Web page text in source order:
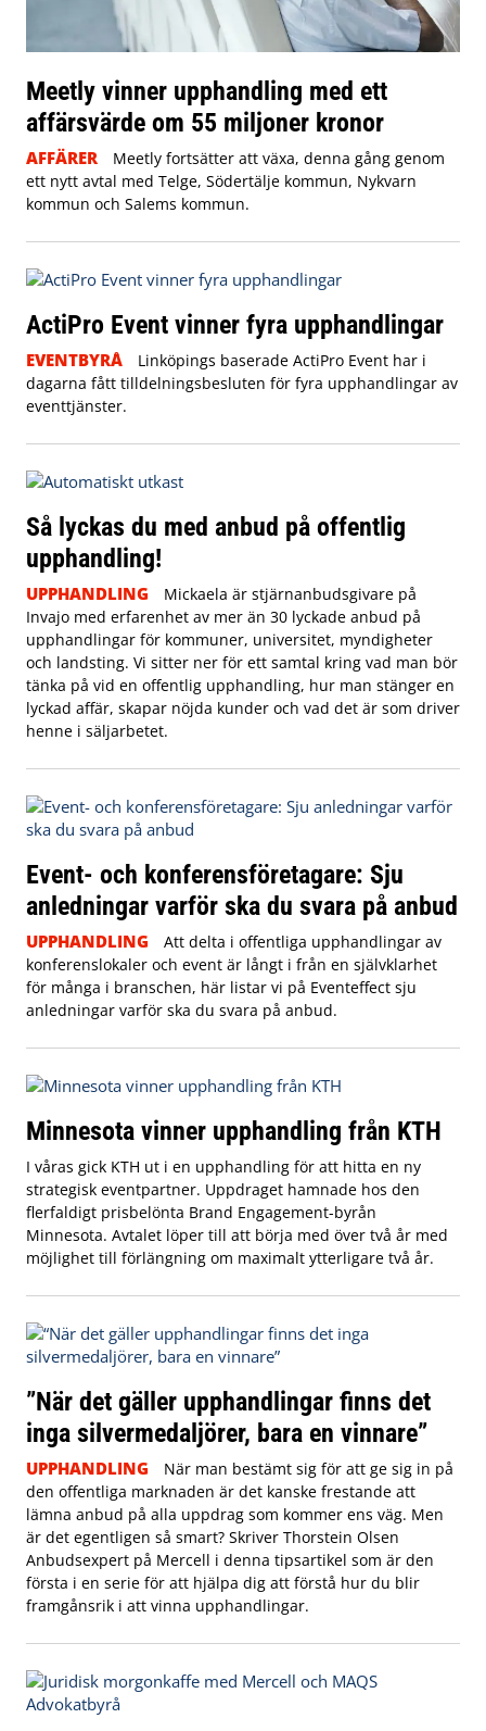
Meetly vinner upphandling med ett
affärsvärde om 55 miljoner kronor
AFFÄRER
Meetly fortsätter att växa, denna gång genom
ett nytt avtal med Telge, Södertälje kommun, Nykvarn
kommun och Salems kommun.
ActiPro Event vinner fyra upphandlingar
EVENTBYRÅ
Linköpings baserade ActiPro Event har i
dagarna fått tilldelningsbesluten för fyra upphandlingar av
eventtjänster.
Så lyckas du med anbud på offentlig
upphandling!
UPPHANDLING
Mickaela är stjärnanbudsgivare på
Invajo med erfarenhet av mer än 30 lyckade anbud på
upphandlingar för kommuner, universitet, myndigheter
och landsting. Vi sitter ner för ett samtal kring vad man bör
tänka på vid en offentlig upphandling, hur man stänger en
lyckad affär, skapar nöjda kunder och vad det är som driver
henne i säljarbetet.
Event- och konferensföretagare: Sju
anledningar varför ska du svara på anbud
UPPHANDLING
Att delta i offentliga upphandlingar av
konferenslokaler och event är långt i från en självklarhet
för många i branschen, här listar vi på Eventeffect sju
anledningar varför ska du svara på anbud.
Minnesota vinner upphandling från KTH
I våras gick KTH ut i en upphandling för att hitta en ny
strategisk eventpartner. Uppdraget hamnade hos den
flerfaldigt prisbelönta Brand Engagement-byrån
Minnesota. Avtalet löper till att börja med över två år med
möjlighet till förlängning om maximalt ytterligare två år.
”När det gäller upphandlingar finns det
inga silvermedaljörer, bara en vinnare”
UPPHANDLING
När man bestämt sig för att ge sig in på
den offentliga marknaden är det kanske frestande att
lämna anbud på alla uppdrag som kommer ens väg. Men
är det egentligen så smart? Skriver Thorstein Olsen
Anbudsexpert på Mercell i denna tipsartikel som är den
första i en serie för att hjälpa dig att förstå hur du blir
framgånsrik i att vinna upphandlingar.